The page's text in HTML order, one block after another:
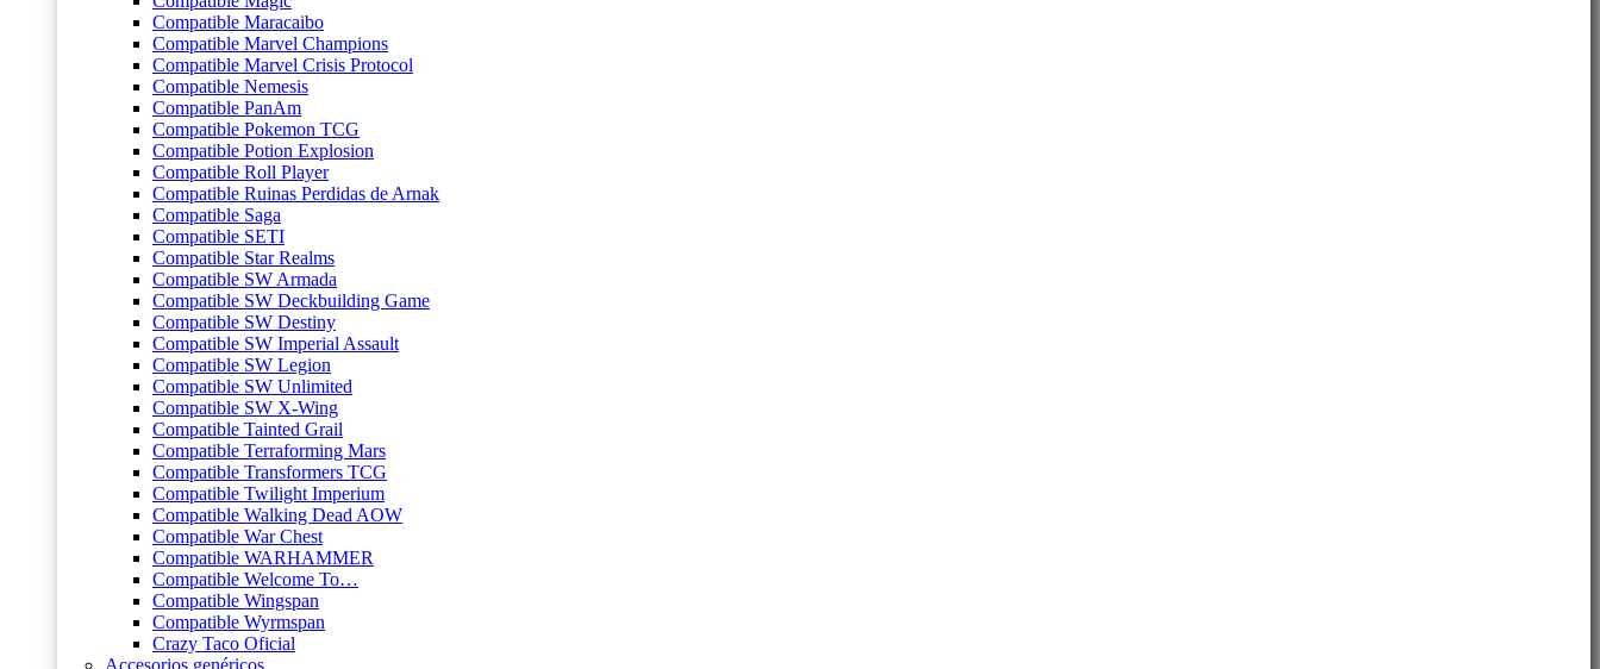
Compatible Maracaibo
Compatible Marvel Champions
Compatible Marvel Crisis Protocol
Compatible Nemesis
Compatible PanAm
Compatible Pokemon TCG
Compatible Potion Explosion
Compatible Roll Player
Compatible Ruinas Perdidas de Arnak
Compatible Saga
Compatible SETI
Compatible Star Realms
Compatible SW Armada
Compatible SW Deckbuilding Game
Compatible SW Destiny
Compatible SW Imperial Assault
Compatible SW Legion
Compatible SW Unlimited
Compatible SW X-Wing
Compatible Tainted Grail
Compatible Terraforming Mars
Compatible Transformers TCG
Compatible Twilight Imperium
Compatible Walking Dead AOW
Compatible War Chest
Compatible WARHAMMER
Compatible Welcome To…
Compatible Wingspan
Compatible Wyrmspan
Crazy Taco Oficial